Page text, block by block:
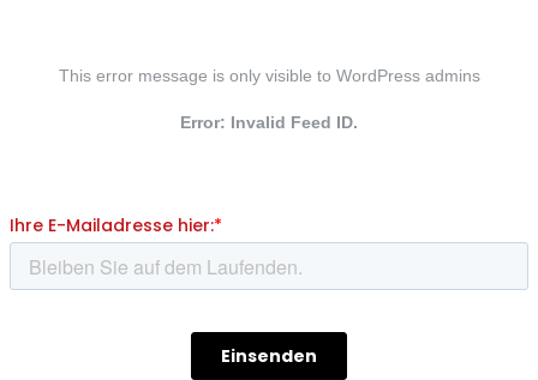
This error message is only visible to WordPress admins
Error: Invalid Feed ID.